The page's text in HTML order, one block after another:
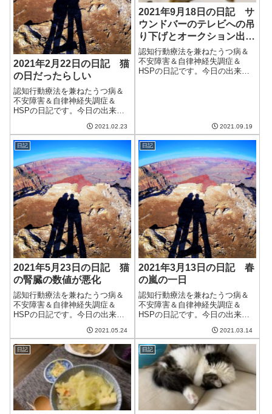
2021年2月22日の日記 猫
の日だったらしい
認知行動療法を兼ねたうつ病＆
不安障害＆自律神経失調症＆
HSPの日記です。今日の出来事
た。洗濯物がよく乾くのはいい
のだが、相変わらず調子が悪
く、やる気が出ずにだるくて眠
い感じ。季節的なものだとする
とひたすら耐えてしの...
2021.02.23
2021年9月18日の日記 サ
ウンドバーのテレビへの吊
り下げとオークション出品
をした日
認知行動療法を兼ねたうつ病＆
不安障害＆自律神経失調症＆
HSPの日記です。今日の出来事
天気に戻ってくれる... 2021.09.19
日記
2021年5月23日の日記 猫
の腎臓の数値が悪化
認知行動療法を兼ねたうつ病＆
不安障害＆自律神経失調症＆
HSPの日記です。今日の出来事
青空と太陽を見た気がする。や
っぱり晴れていたほうが気分は
いい。でも、まだこれから梅雨
の季節なんだよなぁ。午前中は
妻が猫を動物病院...
2021.05.24
日記
2021年3月13日の日記 春
の嵐の一日
認知行動療法を兼ねたうつ病＆
不安障害＆自律神経失調症＆
HSPの日記です。今日の出来事
雷もなり、春の嵐といった感じ
だった。それに伴い、夫の調子
もいまいち。やる気があまり出
ないし、不安も大きい。木の芽
時は耐えるしかな...
2021.03.14
日記 日記